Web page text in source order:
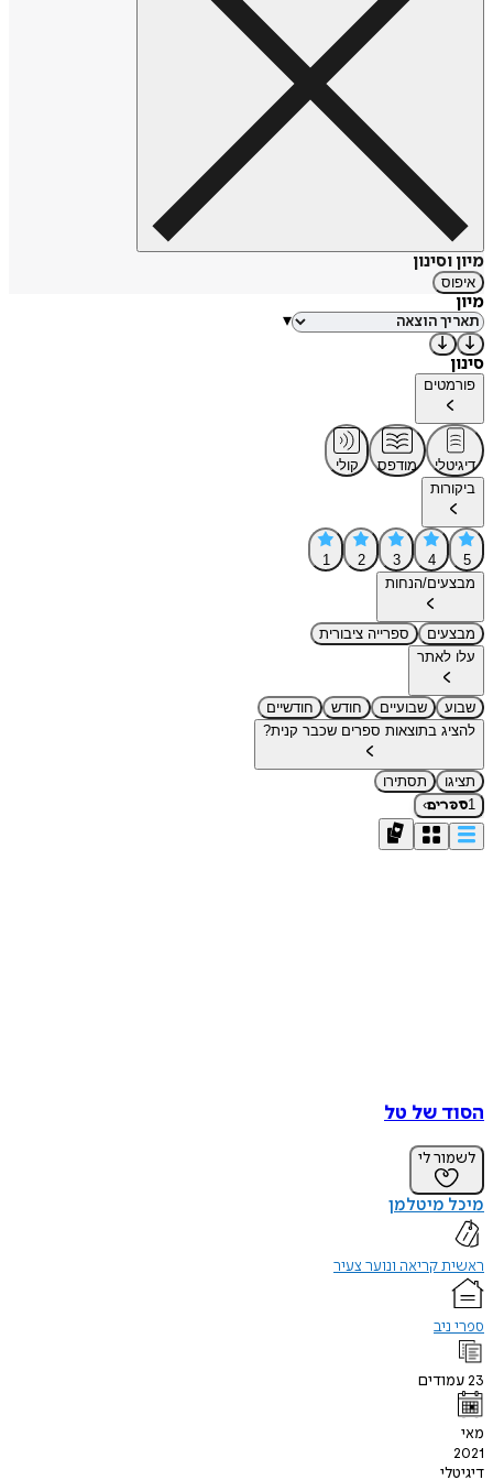
מיון וסינון
איפוס
מיון
▾
סינון
פורמטים
דיגיטלי מודפס
קולי
ביקורות
5
4
3
2
1
מבצעים/הנחות
מבצעים
ספרייה ציבורית
עלו לאתר
שבוע שבועיים חודש
חודשיים
להציג בתוצאות ספרים שכבר קנית?
תציגו
תסתירו
1ספרים›
הסוד של טל
לשמור לי
מיכל מיטלמן
ראשית קריאה ונוער צעיר
ספרי ניב
23עמודים
מאי
2021
דיגיטלי